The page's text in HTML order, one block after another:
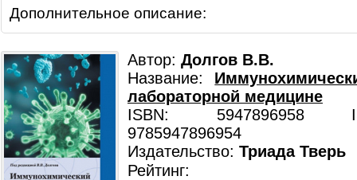
Дополнительное описание:
Автор: Долгов В.В.
Название:
лабораторной медицине
ISBN: 5947896958
9785947896954
Издательство: Триада Тверь
Рейтинг: